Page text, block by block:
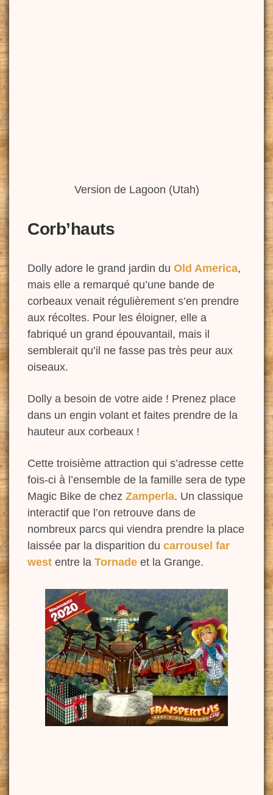
Version de Lagoon (Utah)
Corb’hauts
Dolly adore le grand jardin du Old America,
mais elle a remarqué qu’une bande de
corbeaux venait régulièrement s’en prendre
aux récoltes. Pour les éloigner, elle a
fabriqué un grand épouvantail, mais il
semblerait qu’il ne fasse pas très peur aux
oiseaux.
Dolly a besoin de votre aide ! Prenez place
dans un engin volant et faites prendre de la
hauteur aux corbeaux !
Cette troisième attraction qui s’adresse cette
fois-ci à l’ensemble de la famille sera de type
Magic Bike de chez Zamperla. Un classique
interactif que l’on retrouve dans de
nombreux parcs qui viendra prendre la place
laissée par la disparition du carrousel far
west entre la Tornade et la Grange.